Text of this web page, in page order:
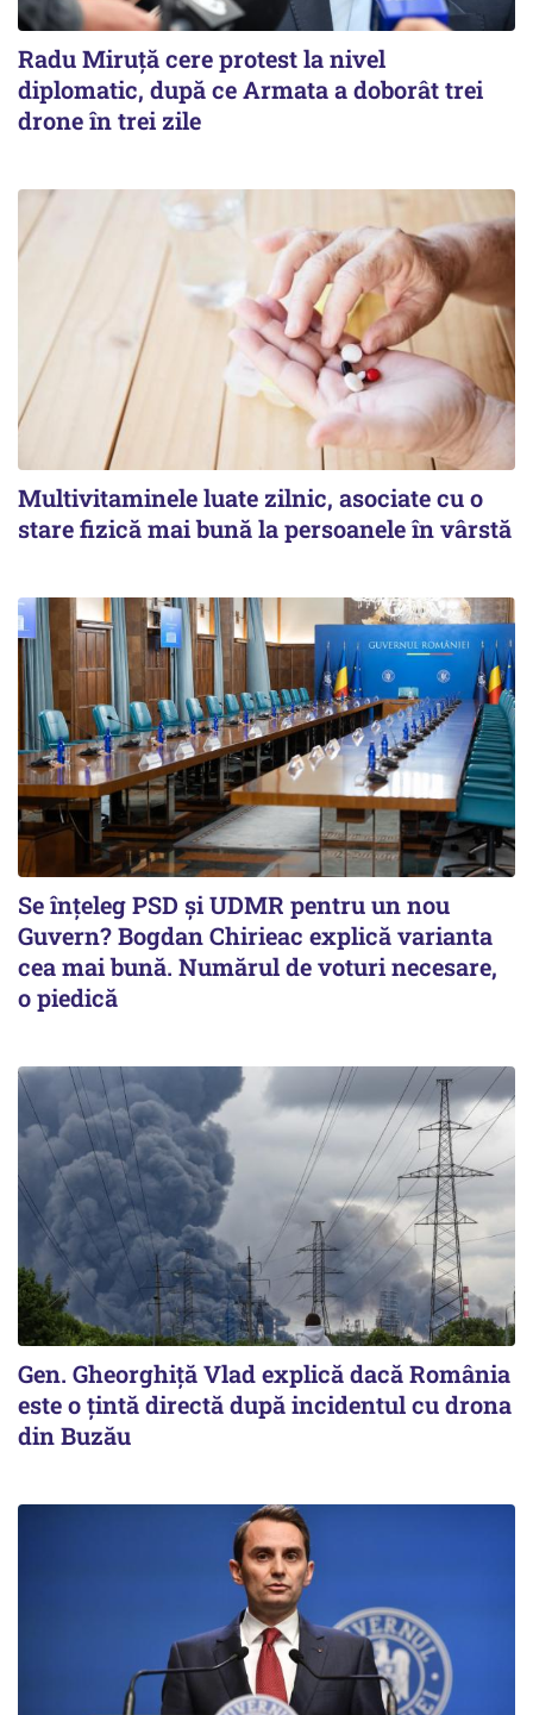
Radu Miruţă cere protest la nivel
diplomatic, după ce Armata a doborât trei
drone în trei zile
Multivitaminele luate zilnic, asociate cu o
stare fizică mai bună la persoanele în vârstă
Se înţeleg PSD şi UDMR pentru un nou
Guvern? Bogdan Chirieac explică varianta
cea mai bună. Numărul de voturi necesare,
o piedică
Gen. Gheorghiță Vlad explică dacă România
este o țintă directă după incidentul cu drona
din Buzău